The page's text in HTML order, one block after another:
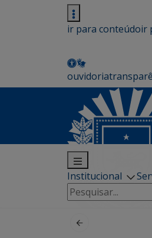
ir para conteúdoir
ouvidoria
Institucional
Pesquisar
por: